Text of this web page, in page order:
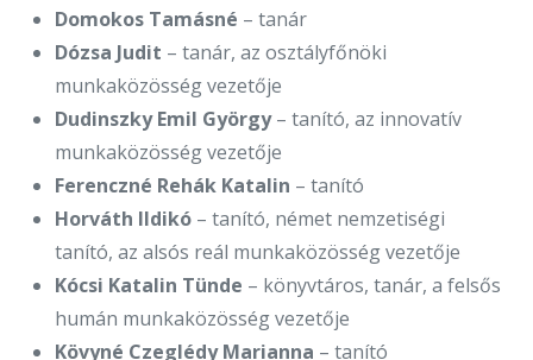
Domokos Tamásné – tanár
Dózsa Judit – tanár, az osztályfőnöki
munkaközösség vezetője
Dudinszky Emil György– tanító, az innovatív
munkaközösség vezetője
Ferenczné Rehák Katalin – tanító
Horváth Ildikó – tanító, német nemzetiségi
tanító, az alsós reál munkaközösség vezetője
Kócsi Katalin Tünde – könyvtáros, tanár, a felsős
humán munkaközösség vezetője
Kövyné Czeglédy Marianna – tanító